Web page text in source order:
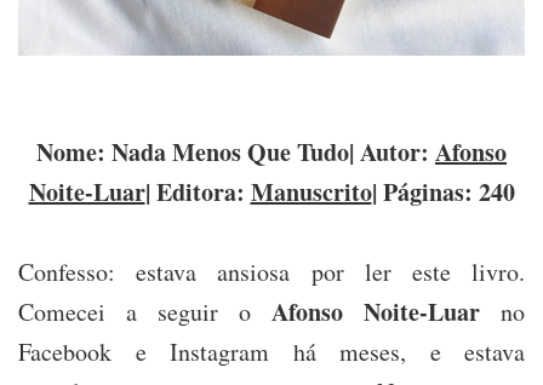
Nome: Nada Menos Que Tudo| Autor: Afonso
Noite-Luar| Editora: Manuscrito| Páginas: 240
Confesso: estava ansiosa por ler este livro.
Comecei a seguir o Afonso Noite-Luar no
Facebook e Instagram há meses, e estava